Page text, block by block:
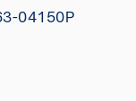
04150P